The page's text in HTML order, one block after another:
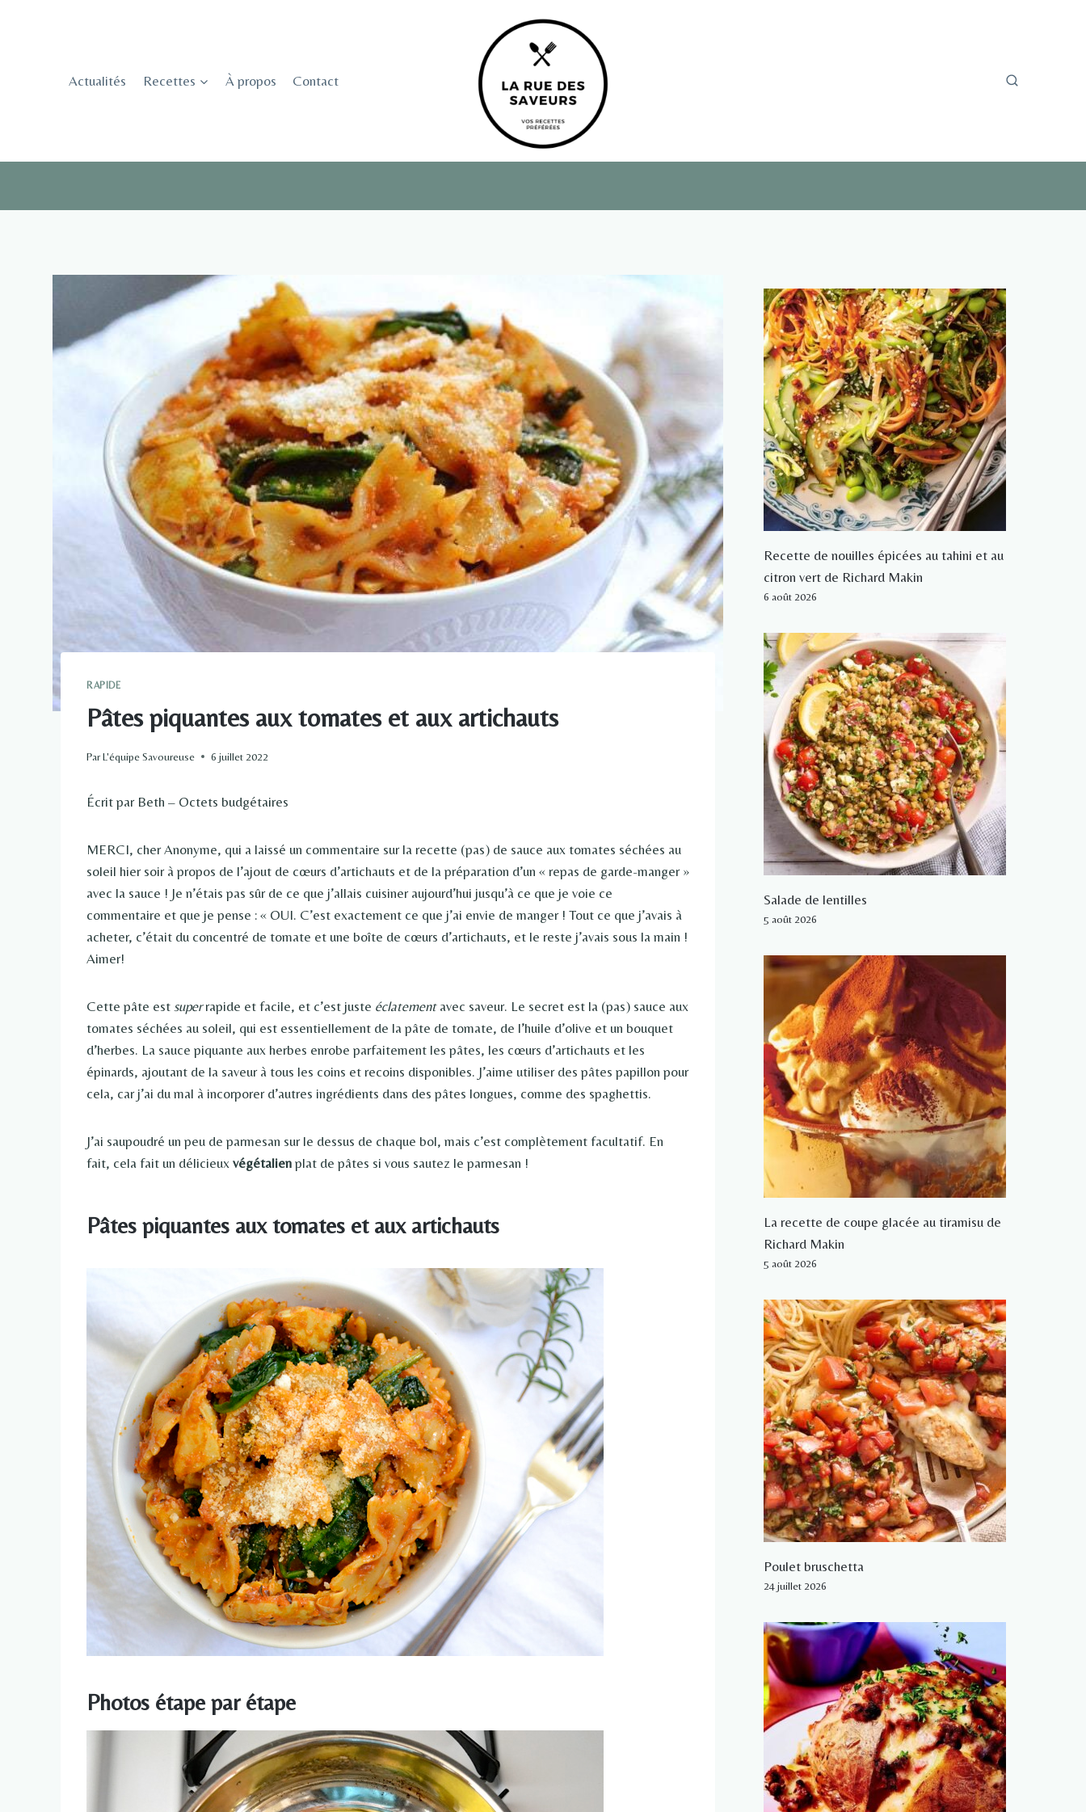
Actualités
Recettes À propos Contact
RAPIDE
Pâtes piquantes aux tomates et aux artichauts
ParL'équipe Savoureuse 6 juillet 2022
Écrit par Beth – Octets budgétaires
MERCI, cher Anonyme, qui a laissé un commentaire sur la recette (pas) de sauce aux tomates séchées au
soleil hier soir à propos de l’ajout de cœurs d’artichauts et de la préparation d’un « repas de garde-manger »
avec la sauce ! Je n’étais pas sûr de ce que j’allais cuisiner aujourd’hui jusqu’à ce que je voie ce
commentaire et que je pense : « OUI. C’est exactement ce que j’ai envie de manger ! Tout ce que j’avais à
acheter, c’était du concentré de tomate et une boîte de cœurs d’artichauts, et le reste j’avais sous la main !
Aimer!
Cette pâte est superrapide et facile, et c’est juste éclatementavec saveur. Le secret est la (pas) sauce aux
tomates séchées au soleil, qui est essentiellement de la pâte de tomate, de l’huile d’olive et un bouquet
d’herbes. La sauce piquante aux herbes enrobe parfaitement les pâtes, les cœurs d’artichauts et les
épinards, ajoutant de la saveur à tous les coins et recoins disponibles. J’aime utiliser des pâtes papillon pour
cela, car j’ai du mal à incorporer d’autres ingrédients dans des pâtes longues, comme des spaghettis.
J’ai saupoudré un peu de parmesan sur le dessus de chaque bol, mais c’est complètement facultatif. En
fait, cela fait un délicieux végétalien plat de pâtes si vous sautez le parmesan !
Pâtes piquantes aux tomates et aux artichauts
Photos étape par étape
Recette de nouilles épicées au tahini et au
citron vert de Richard Makin
6 août 2026
Salade de lentilles
5 août 2026
La recette de coupe glacée au tiramisu de
Richard Makin
5 août 2026
Poulet bruschetta
24 juillet 2026